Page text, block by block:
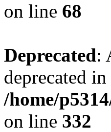
on line 68
Deprecated:
deprecated in
/home/
on line 332